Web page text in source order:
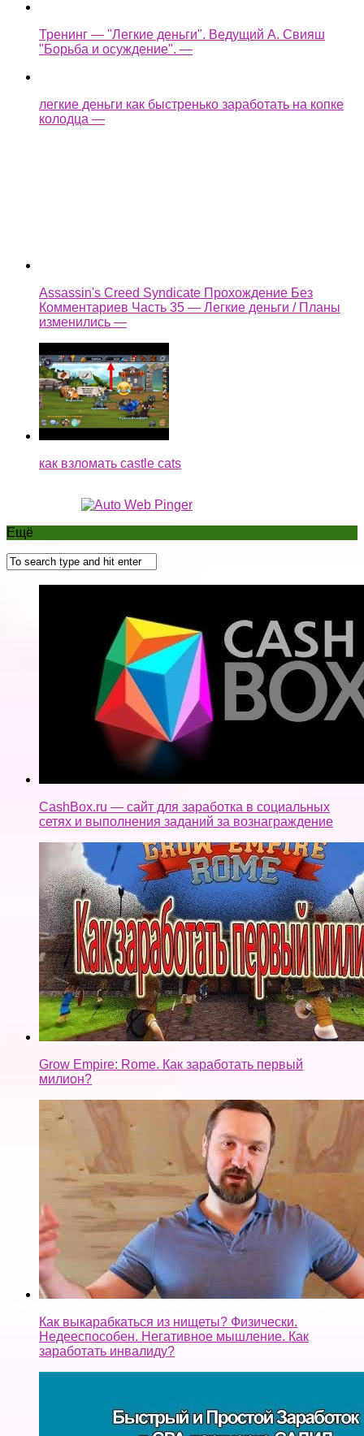
Assassin's Creed Syndicate Прохождение Без
CashBox.ru — сайт для заработка в социальных
сетях и выполнения заданий за вознаграждение
Grow Empire: Rome. Как заработать первый
милион?
Как выкарабкаться из нищеты? Физически.
Недееспособен. Негативное мышление. Как
заработать инвалиду?
Простой заработок на CPA САЛИД